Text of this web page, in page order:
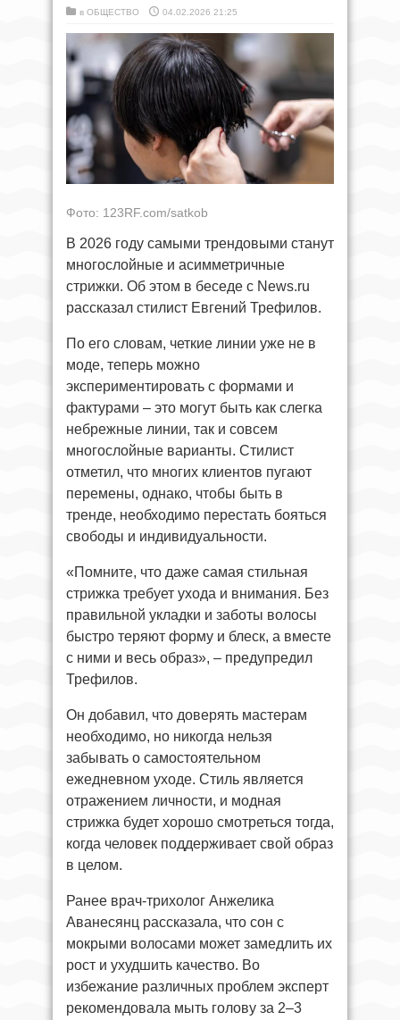
в ОБЩЕСТВО 04.02.2026 21:25
Фото: 123RF.com/satkob
В 2026 году самыми трендовыми станут
многослойные и асимметричные
стрижки. Об этом в беседе с News.ru
рассказал стилист Евгений Трефилов.
По его словам, четкие линии уже не в
моде, теперь можно
экспериментировать с формами и
фактурами – это могут быть как слегка
небрежные линии, так и совсем
многослойные варианты. Стилист
отметил, что многих клиентов пугают
перемены, однако, чтобы быть в
тренде, необходимо перестать бояться
свободы и индивидуальности.
«Помните, что даже самая стильная
стрижка требует ухода и внимания. Без
правильной укладки и заботы волосы
быстро теряют форму и блеск, а вместе
с ними и весь образ», – предупредил
Трефилов.
Он добавил, что доверять мастерам
необходимо, но никогда нельзя
забывать о самостоятельном
ежедневном уходе. Стиль является
отражением личности, и модная
стрижка будет хорошо смотреться тогда,
когда человек поддерживает свой образ
в целом.
Ранее врач-трихолог Анжелика
Аванесянц рассказала, что сон с
мокрыми волосами может замедлить их
рост и ухудшить качество. Во
избежание различных проблем эксперт
рекомендовала мыть голову за 2–3